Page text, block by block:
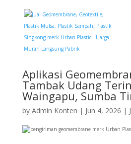
Aplikasi
Tambak Udang
Waingapu, Sumba
by Admin Konten | Jun 4, 2026 |